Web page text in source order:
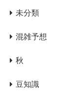
未分類
混雑予想
秋
豆知識